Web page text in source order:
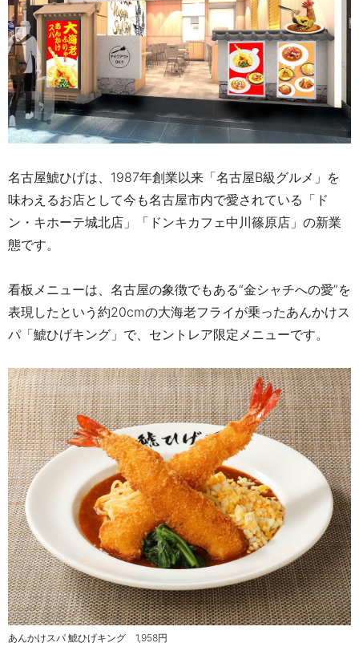
名古屋鯱ひげは、1987年創業以来「名古屋B級グルメ」 を
味わえるお店として今も名古屋市内で愛されている「ド
ン・キホーテ城北店」「ドンキカフェ中川篠原店」の新業
態です。
看板メニューは、名古屋の象徴でもある“金シャチへの愛”を
表現したという約20cmの大海老フライが乗ったあんかけス
パ「鯱ひげキング」で、セントレア限定メニューです。
あんかけスパ 鯱ひげキング 1,958円